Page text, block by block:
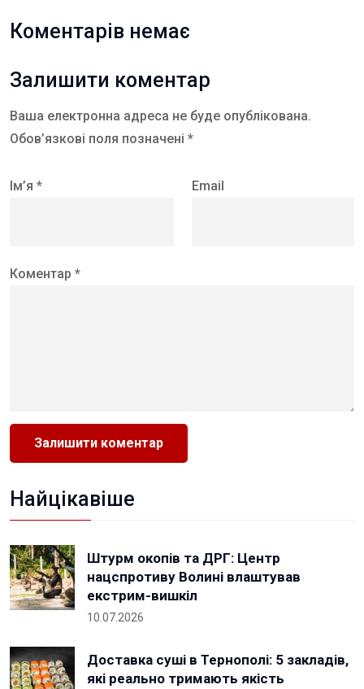
Коментарів немає
Залишити коментар
Ваша електронна адреса не буде опублікована.
Обов’язкові поля позначені *
Ім’я * Email
Коментар *
Найцікавіше
Штурм окопів та ДРГ: Центр
нацспротиву Волині влаштував
екстрим-вишкіл
10.07.2026
Доставка суші в Тернополі: 5 закладів,
які реально тримають якість